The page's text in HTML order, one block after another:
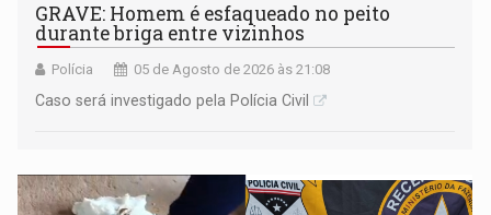
GRAVE: Homem é esfaqueado no peito
durante briga entre vizinhos
Polícia 05 de Agosto de 2026 às 21:08
Caso será investigado pela Polícia Civil